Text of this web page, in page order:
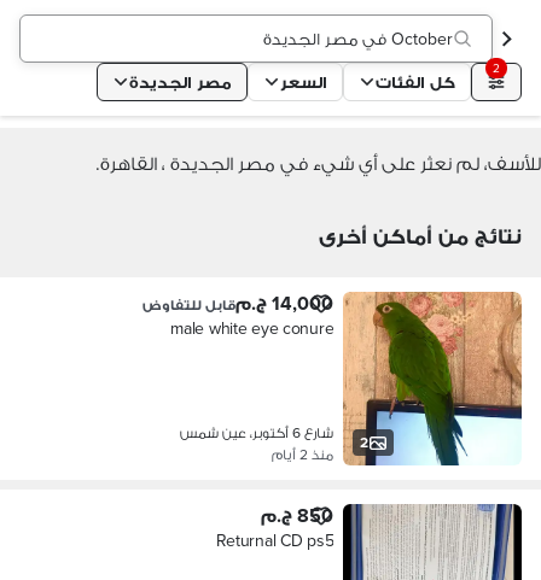
October في مصر الجديدة
2
كل الفئات السعر مصر الجديدة
للأسف، لم نعثر على أي شيء في مصر الجديدة ، القاهرة.
نتائج من أماكن أخرى
2
14,000 ج.م قابل للتفاوض
male white eye conure
شارع 6 أكتوبر، عين شمس
منذ 2 أيام
850 ج.م
Returnal CD ps5